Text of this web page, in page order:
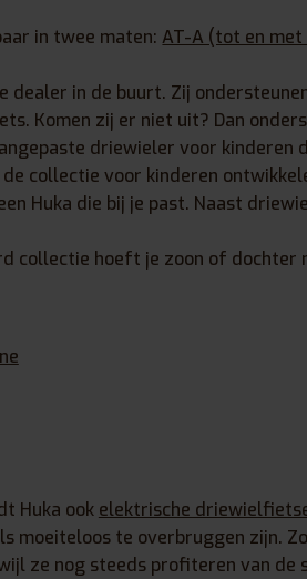
in twee maten: AT-A (tot en
in de buurt. Zij
Komen zij er niet uit? Dan
driewieler voor kinderen
collectie voor kinderen
Huka die bij je past. Naast
collectie hoeft je zoon of dochter
Huka ook elektrische
te overbruggen zijn.
ze nog steeds profiteren van de